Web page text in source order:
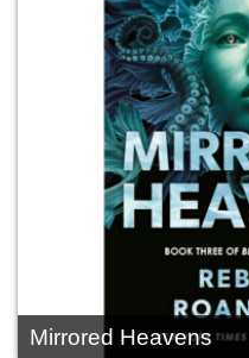
Mirrored Heavens